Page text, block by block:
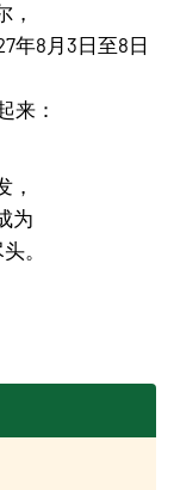
，
年8月3日至8日
来：
，
为
。